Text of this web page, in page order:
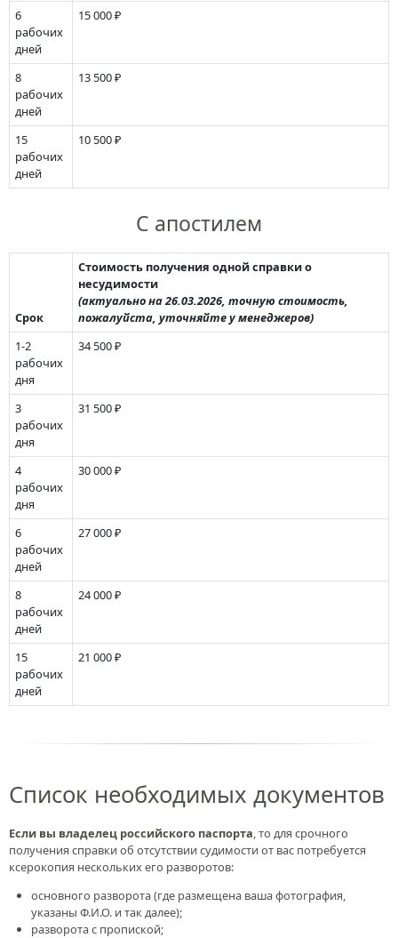
6
рабочих
дней
15 000 ₽
8
рабочих
дней
13 500 ₽
15
рабочих
дней
10 500 ₽
С апостилем
Срок
Стоимость получения одной справки о
несудимости
(актуально на 26.03.2026, точную стоимость,
пожалуйста, уточняйте у менеджеров)
1-2
рабочих
дня
34 500 ₽
3
рабочих
дня
31 500 ₽
4
рабочих
дня
30 000 ₽
6
рабочих
дней
27 000 ₽
8
рабочих
дней
24 000 ₽
15
рабочих
дней
21 000 ₽
Список необходимых документов
Если вы владелец российского паспорта, то для срочного
получения справки об отсутствии судимости от вас потребуется
ксерокопия нескольких его разворотов:
основного разворота (где размещена ваша фотография,
указаны Ф.И.О. и так далее);
разворота с пропиской;